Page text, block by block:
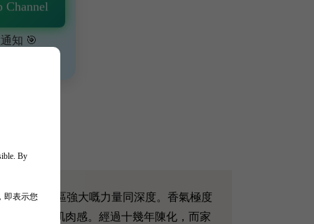
By
即表示您
Channel
知 🎯
）產區強大嘅力量同深度。香氣極度
力，充滿肌肉感。經過十幾年陳化，而家